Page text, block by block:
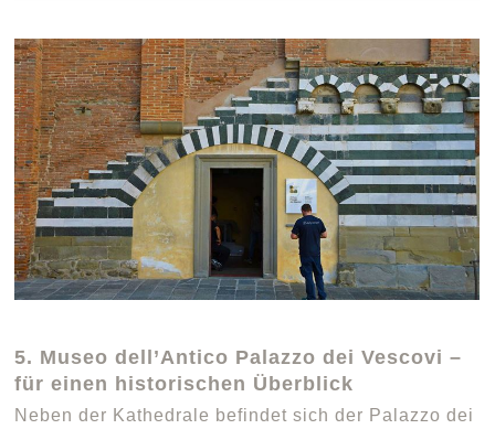
5. Museo dell’Antico Palazzo dei Vescovi –
für einen historischen Überblick
Neben der Kathedrale befindet sich der Palazzo dei